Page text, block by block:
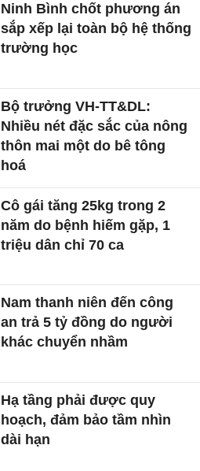
Ninh Bình chốt phương án
sắp xếp lại toàn bộ hệ thống
trường học
Bộ trưởng VH-TT&DL:
Nhiều nét đặc sắc của nông
thôn mai một do bê tông
hoá
Cô gái tăng 25kg trong 2
năm do bệnh hiếm gặp, 1
triệu dân chỉ 70 ca
Nam thanh niên đến công
an trả 5 tỷ đồng do người
khác chuyển nhầm
Hạ tầng phải được quy
hoạch, đảm bảo tầm nhìn
dài hạn